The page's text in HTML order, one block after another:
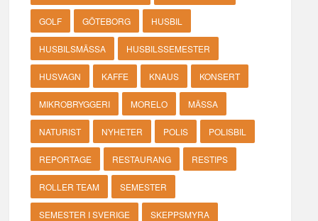
GOLF GÖTEBORG HUSBIL
HUSBILSMÄSSA HUSBILSSEMESTER
HUSVAGN KAFFE KNAUS KONSERT
MIKROBRYGGERI MORELO MÄSSA
NATURIST NYHETER POLIS POLISBIL
REPORTAGE RESTAURANG RESTIPS
ROLLER TEAM SEMESTER
SEMESTER I SVERIGE SKEPPSMYRA